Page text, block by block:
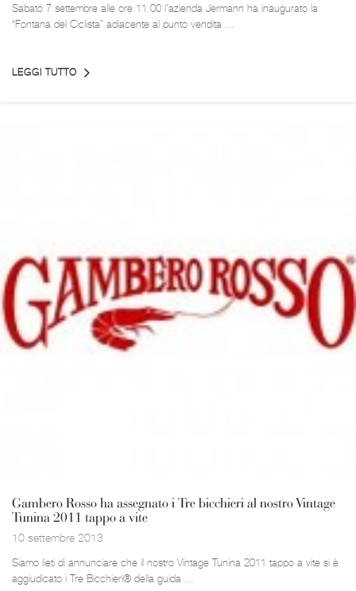
Sabato 7 settembre alle ore 11.00 l’azienda Jermann ha inaugurato la
“Fontana del Ciclista” adiacente al punto vendita ...
LEGGI TUTTO
Gambero Rosso ha assegnato i Tre bicchieri al nostro Vintage
Tunina 2011 tappo a vite
10 settembre 2013
Siamo lieti di annunciare che il nostro Vintage Tunina 2011 tappo a vite si è
aggiudicato i Tre Bicchieri® della guida ...